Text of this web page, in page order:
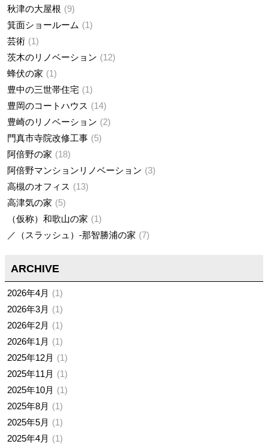
秋津の大屋根
9
箕面ショールーム
1
芸術
1
茨木のリノベーション
12
蜂伏の家
1
豊中の三世帯住宅
1
豊岡のコートハウス
14
豊崎のリノベーション
2
門真市寺院改修工事
5
阿倍野の家
18
阿倍野マンションリノベーション
3
高槻のオフィス
13
高津気の家
5
（仮称）和歌山の家
1
／（スラッシュ）-那智勝浦の家
7
ARCHIVE
2026年4月
1
2026年3月
1
2026年2月
1
2026年1月
1
2025年12月
1
2025年11月
1
2025年10月
1
2025年8月
1
2025年5月
1
2025年4月
1